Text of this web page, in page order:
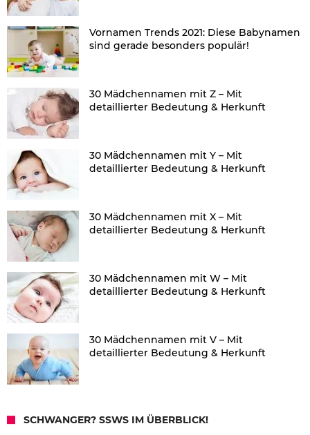
Vornamen Trends 2021: Diese Babynamen
sind gerade besonders populär!
30 Mädchennamen mit Z – Mit
detaillierter Bedeutung & Herkunft
30 Mädchennamen mit Y – Mit
detaillierter Bedeutung & Herkunft
30 Mädchennamen mit X – Mit
detaillierter Bedeutung & Herkunft
30 Mädchennamen mit W – Mit
detaillierter Bedeutung & Herkunft
30 Mädchennamen mit V – Mit
detaillierter Bedeutung & Herkunft
SCHWANGER? SSWS IM ÜBERBLICK!